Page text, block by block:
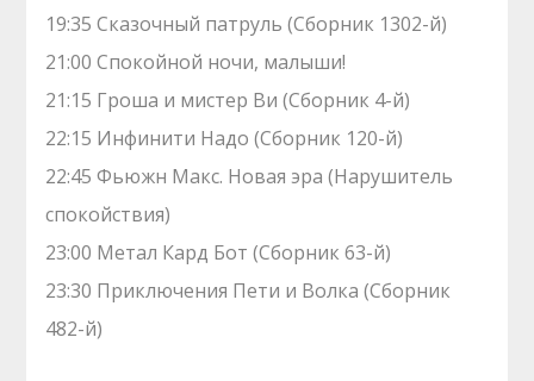
19:35 Сказочный патруль (Сборник 1302-й)
21:00 Спокойной ночи, малыши!
21:15 Гроша и мистер Ви (Сборник 4-й)
22:15 Инфинити Надо (Сборник 120-й)
22:45 Фьюжн Макс. Новая эра (Нарушитель
спокойствия)
23:00 Метал Кард Бот (Сборник 63-й)
23:30 Приключения Пети и Волка (Сборник
482-й)